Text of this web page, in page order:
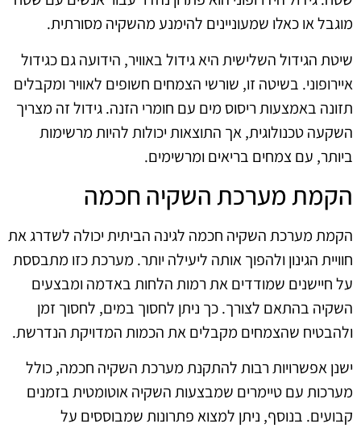
מוגבל או כאלו שמעוניינים להימנע מהשקיה מסורתית.
שיטת הגידול השלישית היא גידול באוויר, הידועה גם כגידול
איירופוני. בשיטה זו, שורשי הצמחים חשופים לאוויר ומקבלים
תזונה באמצעות ריסוס מים עם חומרי הזנה. גידול זה מצריך
השקעה טכנולוגית, אך התוצאות יכולות להיות מרשימות
ביותר, עם צמחים בריאים ומרשימים.
הקמת מערכת השקיה חכמה
הקמת מערכת השקיה חכמה לגינה הביתית יכולה לשדרג את
חוויית הגינון ולהפוך אותה ליעילה יותר. מערכת כזו מתבססת
על חיישנים שמודדים את רמות הלחות באדמה ומבצעים
השקיה בהתאם לצורך. כך ניתן לחסוך במים, לחסוך זמן
ולהבטיח שהצמחים מקבלים את הכמות המדויקת הנדרשת.
ישנן אפשרויות רבות להתקנת מערכת השקיה חכמה, כולל
מערכות עם טיימרים שמבצעות השקיה אוטומטית בזמנים
קבועים. בנוסף, ניתן למצוא פתרונות שמבוססים על